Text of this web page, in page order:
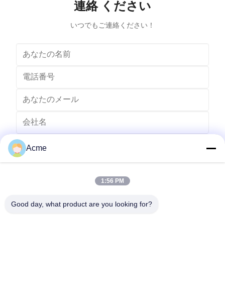
appropriate for the item to be cleaned and the type of
soiling present
連絡 ください
いつでもご連絡ください！
送りなさい
Acme
1:56 PM
Good day, what product are you looking for?